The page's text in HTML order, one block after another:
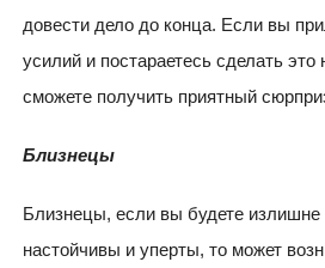
довести дело до конца. Если вы
усилий и постараетесь сделать
сможете получить приятный
Близнецы
Близнецы, если вы будете излишне
настойчивы и уперты, то может